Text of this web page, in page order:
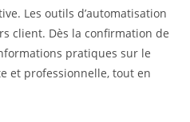
Les outils d’automatisation
client. Dès la confirmation de
pratiques sur le
et professionnelle, tout en